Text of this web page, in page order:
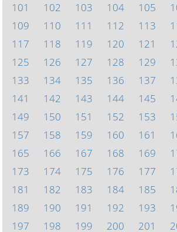
101
102 103 104 105
109
110 111 112 113
117
118 119 120 121
125
126 127 128 129
133
134 135 136 137
141
142 143 144 145
149
150 151 152 153
157
158 159 160 161
165
166 167 168 169
173
174 175 176 177
181
182 183 184 185
189
190 191 192 193
197
198 199 200 201